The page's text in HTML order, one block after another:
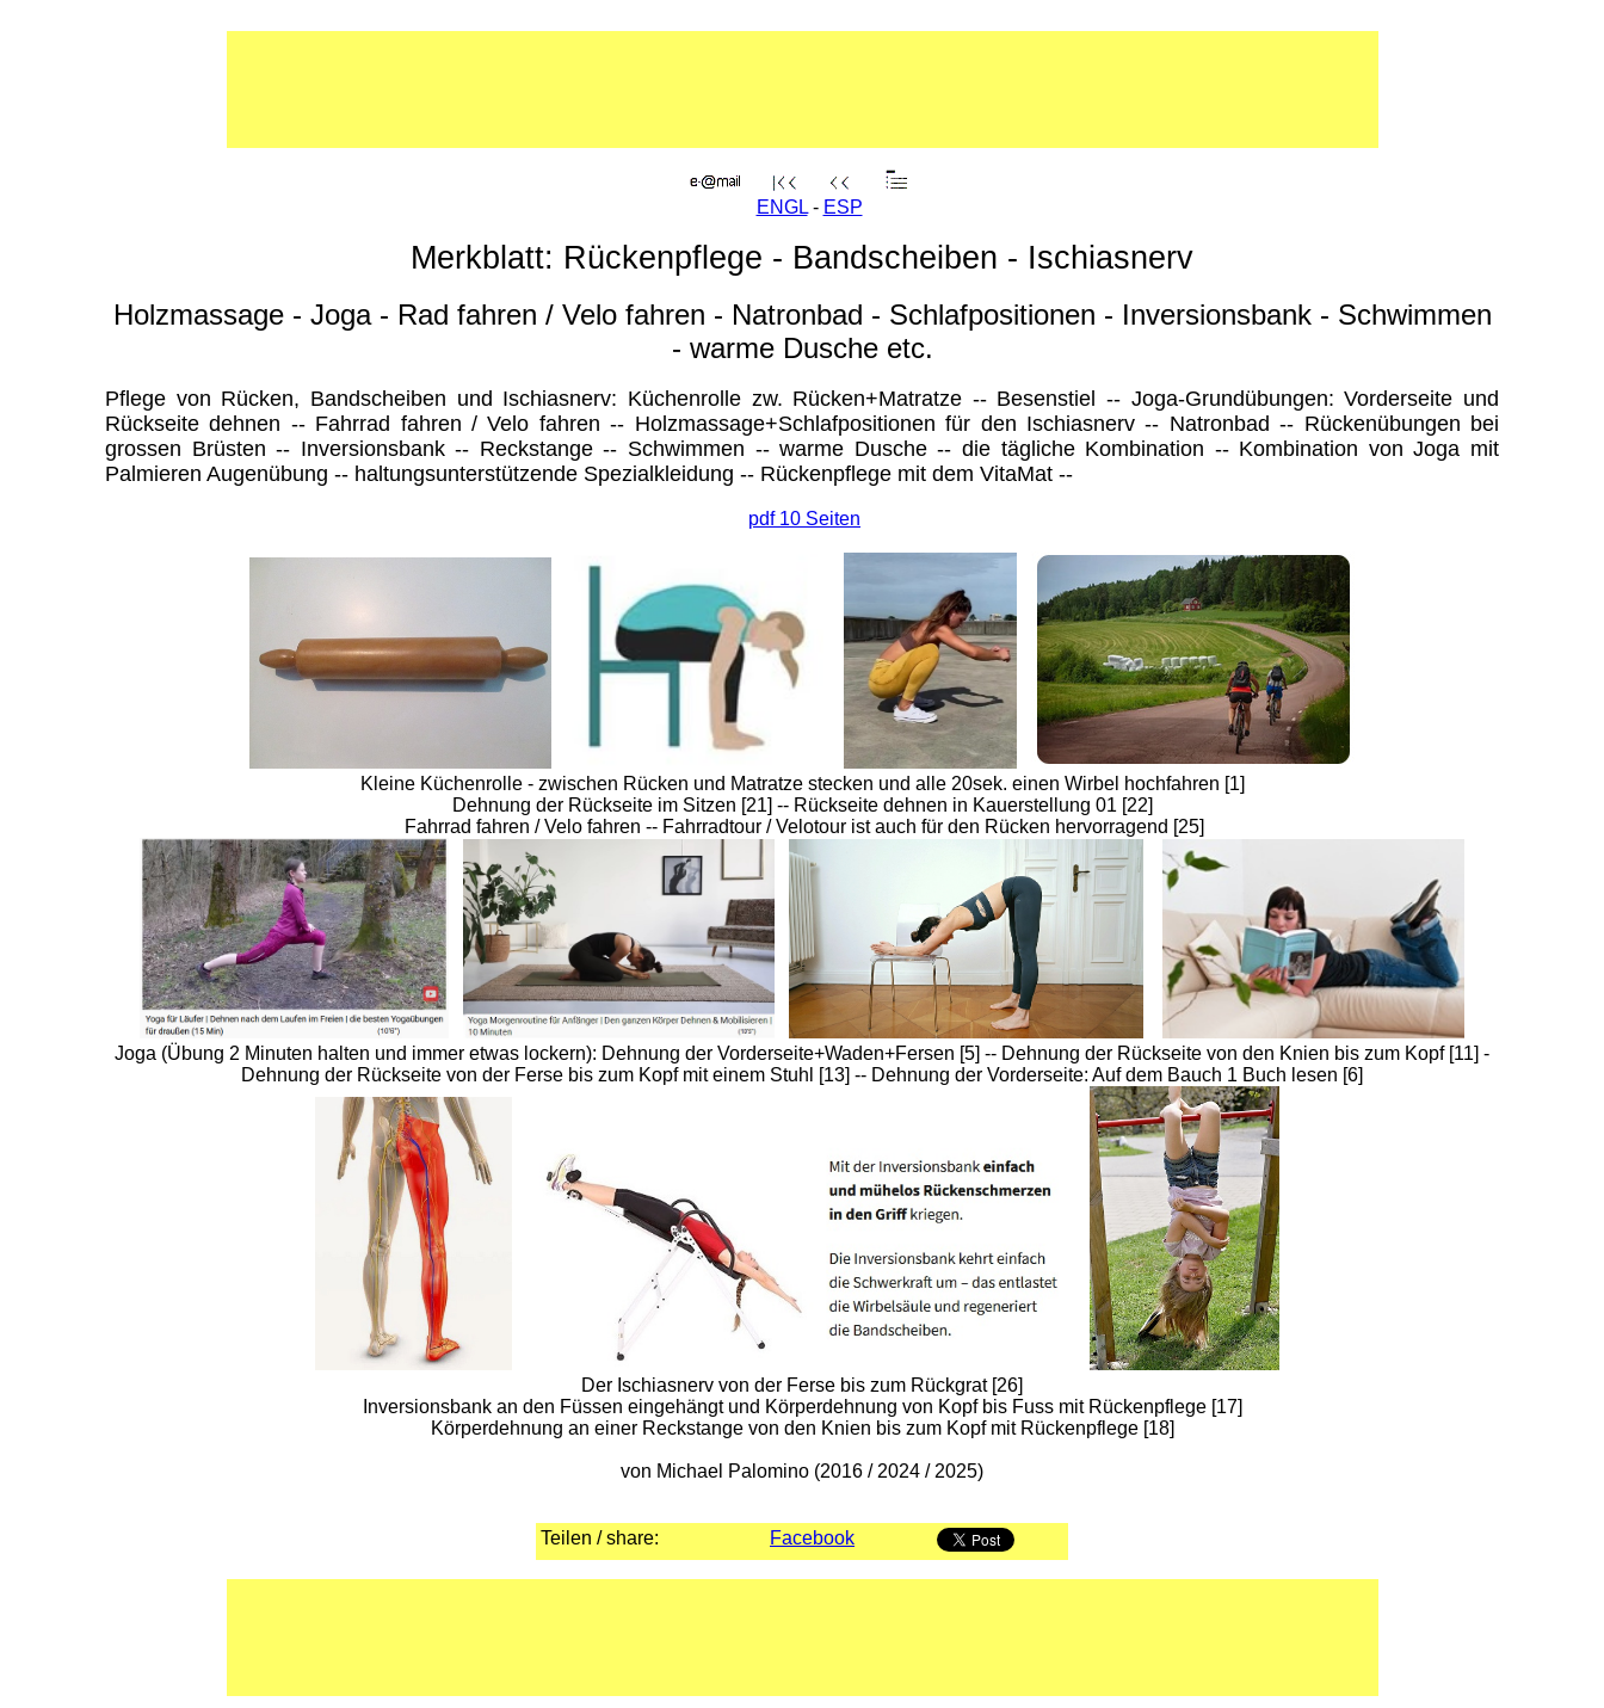
ENGL- ESP
Merkblatt: Rückenpflege - Bandscheiben - Ischiasnerv
Holzmassage - Joga - Rad fahren / Velo fahren - Natronbad - Schlafpositionen - Inversionsbank - Schwimmen
- warme Dusche etc.
Pflege von Rücken, Bandscheiben und Ischiasnerv: Küchenrolle zw. Rücken+Matratze -- Besenstiel -- Joga-Grundübungen: Vorderseite und
Rückseite dehnen -- Fahrrad fahren / Velo fahren -- Holzmassage+Schlafpositionen für den Ischiasnerv -- Natronbad -- Rückenübungen bei
grossen Brüsten -- Inversionsbank -- Reckstange -- Schwimmen -- warme Dusche -- die tägliche Kombination -- Kombination von Joga mit
Palmieren Augenübung -- haltungsunterstützende Spezialkleidung -- Rückenpflege mit dem VitaMat --
pdf 10 Seiten
Kleine Küchenrolle - zwischen Rücken und Matratze stecken und alle 20sek. einen Wirbel hochfahren [1]
Dehnung der Rückseite im Sitzen [21] -- Rückseite dehnen in Kauerstellung 01 [22]
Fahrrad fahren / Velo fahren -- Fahrradtour / Velotour ist auch für den Rücken hervorragend [25]
Joga (Übung 2 Minuten halten und immer etwas lockern): Dehnung der Vorderseite+Waden+Fersen [5] -- Dehnung der Rückseite von den Knien bis zum Kopf [11] -
Dehnung der Rückseite von der Ferse bis zum Kopf mit einem Stuhl [13] -- Dehnung der Vorderseite: Auf dem Bauch 1 Buch lesen [6]
Der Ischiasnerv von der Ferse bis zum Rückgrat [26]
Inversionsbank an den Füssen eingehängt und Körperdehnung von Kopf bis Fuss mit Rückenpflege [17]
Körperdehnung an einer Reckstange von den Knien bis zum Kopf mit Rückenpflege [18]
von Michael Palomino (2016 / 2024 / 2025)
Teilen / share: Facebook